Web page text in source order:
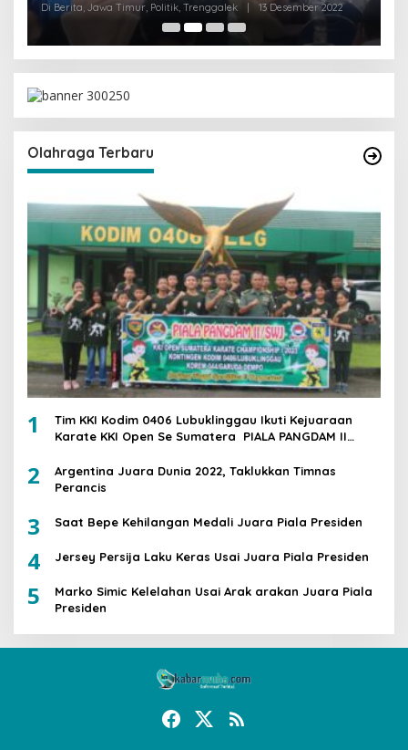
Di Berita, Jawa Timur, Politik, Trenggalek 13 Desember 2022
Olahraga Terbaru
1
Tim KKI Kodim 0406 Lubuklinggau Ikuti Kejuaraan
Karate KKI Open Se Sumatera PIALA PANGDAM II
2
Argentina Juara Dunia 2022, Taklukkan Timnas
Perancis
3 Saat Bepe Kehilangan Medali Juara Piala Presiden
4 Jersey Persija Laku Keras Usai Juara Piala Presiden
5
Marko Simic Kelelahan Usai Arak arakan Juara Piala
Presiden